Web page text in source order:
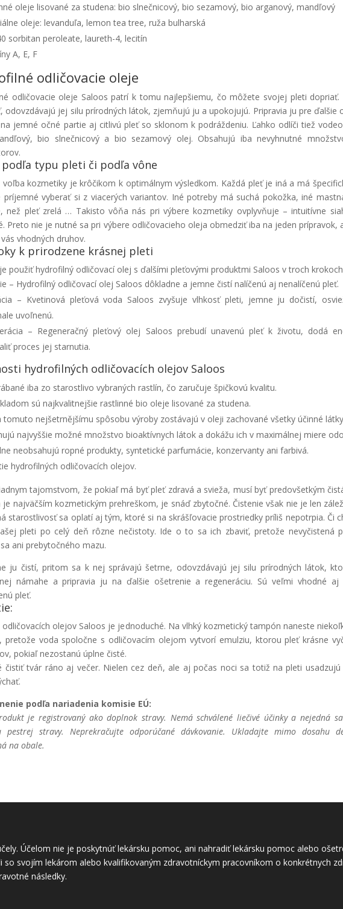
oleje lisované za studena: bio slnečnicový, bio sezamový, bio arganový, mandľový
oleje: levanduľa, lemon tea tree, ruža bulharská
sorbitan peroleate, laureth-4, lecitín
A, E, F
odličovacie oleje
odličovacie oleje Saloos patrí k tomu najlepšiemu, čo môžete svojej pleti
odovzdávajú jej silu prírodných látok, zjemňujú ju a upokojujú. Pripravia ju pre ďalšie
jemné očné partie aj citlivú pleť so sklonom k ​​podráždeniu. Ľahko odlíči tiež
bio slnečnicový a bio sezamový olej. Obsahujú iba nevyhnutné
typu pleti či podľa vône
voľba kozmetiky je krôčikom k optimálnym výsledkom. Každá pleť je iná a má
príjemné vyberať si z viacerých variantov. Iné potreby má suchá pokožka, iné
než pleť zrelá … Takisto vôňa nás pri výbere kozmetiky ovplyvňuje – intuitívne
Preto nie je nutné sa pri výbere odličovacieho oleja obmedziť iba na jeden
vhodných druhov.
k prirodzene krásnej pleti
použiť hydrofilný odličovací olej s ďalšími pleťovými produktmi Saloos v troch
– Hydrofilný odličovací olej Saloos dôkladne a jemne čistí nalíčenú aj nenalíčenú pleť.
– Kvetinová pleťová voda Saloos zvyšuje vlhkosť pleti, jemne ju dočistí,
uvoľnenú.
– Regeneračný pleťový olej Saloos prebudí unavenú pleť k životu, dodá
proces jej starnutia.
hydrofilných odličovacích olejov Saloos
iba zo starostlivo vybraných rastlín, čo zaručuje špičkovú kvalitu.
sú najkvalitnejšie rastlinné bio oleje lisované za studena.
tomuto nejšetrnějšímu spôsobu výroby zostávajú v oleji zachované všetky účinné
najvyššie možné množstvo bioaktívnych látok a dokážu ich v maximálnej miere
neobsahujú ropné produkty, syntetické parfumácie, konzervanty ani farbivá.
hydrofilných odličovacích olejov.
tajomstvom, že pokiaľ má byť pleť zdravá a svieža, musí byť predovšetkým
je najväčším kozmetickým prehreškom, je snáď zbytočné. Čistenie však nie je len
starostlivosť sa oplatí aj tým, ktoré si na skrášľovacie prostriedky príliš nepotrpia. Či
pleti po celý deň rôzne nečistoty. Ide o to sa ich zbaviť, pretože nevyčistená
ani prebytočného mazu.
ju čistí, pritom sa k nej správajú šetrne, odovzdávajú jej silu prírodných látok,
námahe a pripravia ju na ďalšie ošetrenie a regeneráciu. Sú veľmi vhodné
pleť.
odličovacích olejov Saloos je jednoduché. Na vlhký kozmetický tampón naneste
pretože voda spoločne s odličovacím olejom vytvorí emulziu, ktorou pleť krásne
pokiaľ nezostanú úplne čisté.
čistiť tvár ráno aj večer. Nielen cez deň, ale aj počas noci sa totiž na pleti
podľa nariadenia komisie EÚ:
je registrovaný ako doplnok stravy. Nemá schválené liečivé účinky a nejedná
pestrej stravy. Neprekračujte odporúčané dávkovanie. Ukladajte mimo dosahu
na obale.
Účelom nie je poskytnúť lekársku pomoc, ani nahradiť lekársku pomoc alebo
so svojím lekárom alebo kvalifikovaným zdravotníckym pracovníkom o konkrétnych
následky.